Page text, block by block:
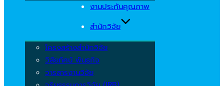
งานประกันคุณภาพ
สำนักวิจัย
โครงสร้างสำนักวิจัย
วิสัยทัศน์ พันธกิจ
วารสารงานวิจัย